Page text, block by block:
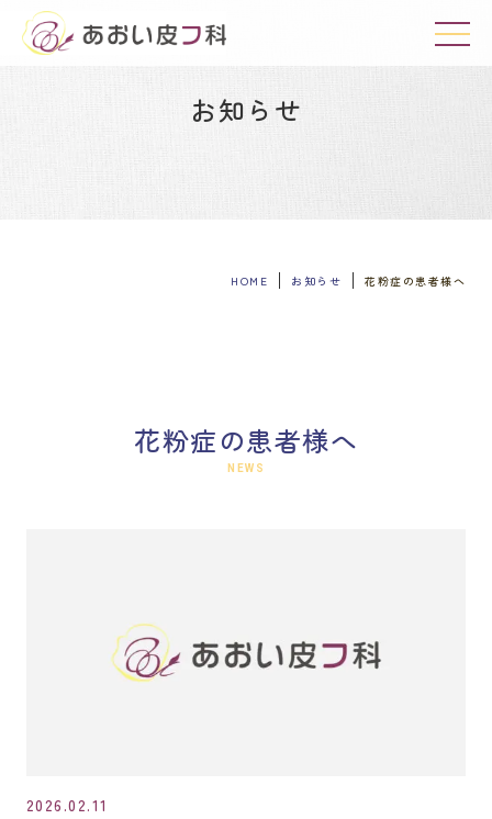
お知らせ
HOME お知らせ 花粉症の患者様へ
花粉症の患者様へ
NEWS
2026.02.11